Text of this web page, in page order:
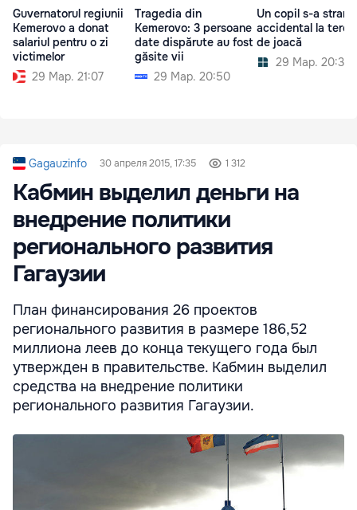
Guvernatorul regiunii
Kemerovo a donat
salariul pentru o zi
victimelor
29 Мар. 21:07
Tragedia din
Kemerovo: 3 persoane
date dispărute au fost
găsite vii
29 Мар. 20:50
Un copil s-a
accidental la
de joacă
29 Мар. 20:30
Gagauzinfo 30 апреля 2015, 17:35 1 312
Кабмин выделил деньги на
внедрение политики
регионального развития
Гагаузии
План финансирования 26 проектов
регионального развития в размере 186,52
миллиона леев до конца текущего года был
утвержден в правительстве. Кабмин выделил
средства на внедрение политики
регионального развития Гагаузии.